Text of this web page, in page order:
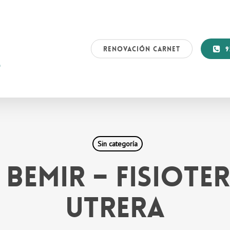
RENOVACIÓN CARNET
Sin categoría
–
UTRERA